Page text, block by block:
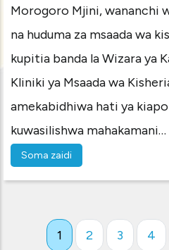
Morogoro Mjini, wananchi
na huduma za msaada wa
kupitia banda la Wizara ya
Kliniki ya Msaada wa
amekabidhiwa hati ya
kuwasilishwa mahakamani…
Soma zaidi
PaginationCurrent
1 Page
2 Page
3 Page
4